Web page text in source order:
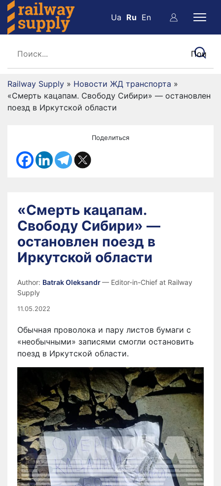
Ua Ru En
Railway Supply » Новости ЖД транспорта »
«Смерть кацапам. Свободу Сибири» — остановлен
поезд в Иркутской области
Поделиться
«Смерть кацапам.
Свободу Сибири» —
остановлен поезд в
Иркутской области
Author: Batrak Oleksandr— Editor-in-Chief at Railway
Supply
11.05.2022
Обычная проволока и пару листов бумаги с
«необычными» записями смогли остановить
поезд в Иркутской области.